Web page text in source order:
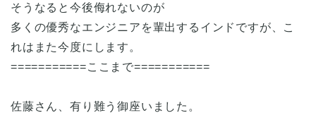
そうなると今後侮れないのが
多くの優秀なエンジニアを輩出するインドですが、こ
れはまた今度にします。
===========ここまで===========
佐藤さん、有り難う御座いました。